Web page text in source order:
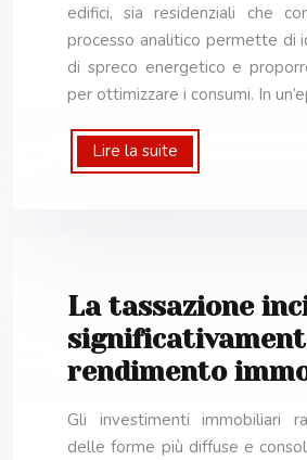
edifici, sia residenziali che
processo analitico permette di
di spreco energetico e
per ottimizzare i consumi. In
Lire la suite
La tassazione
rendimento
Gli investimenti immobiliari
delle forme più diffuse e